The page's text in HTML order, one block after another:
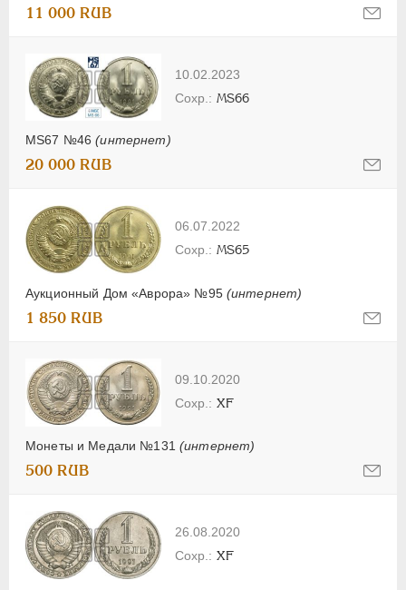
11 000 RUB
10.02.2023
MS67 №46(интернет)
MS66
20 000 RUB
06.07.2022
Аукционный Дом «Аврора» №95 (интернет)
MS65
1 850 RUB
09.10.2020
Монеты и Медали №131 (интернет)
XF
500 RUB
26.08.2020
XF